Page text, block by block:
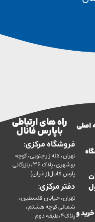
راه های ارتباطی
با پارس فانال
فروشگاه مرکزی:
تهران، لاله زار جنوبی، کوچه
بوشهری، پلاک 36، بازرگانی
پارس فانال(زاغیان)
دفتر مرکزی:
تهران، خیابان فلسطین،
شمالی کوچه هشتم،
پلاک4،طبقه دوم